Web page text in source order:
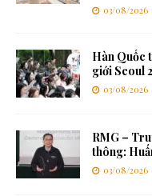
03/08/2026
Hàn Quốc
giới Seoul
03/08/2026
RMG –
thông:
03/08/2026